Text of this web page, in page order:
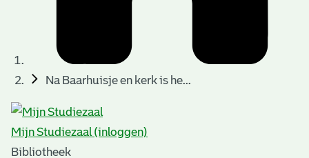
Na Baarhuisje en kerk is he...
Mijn Studiezaal (inloggen)
Bibliotheek